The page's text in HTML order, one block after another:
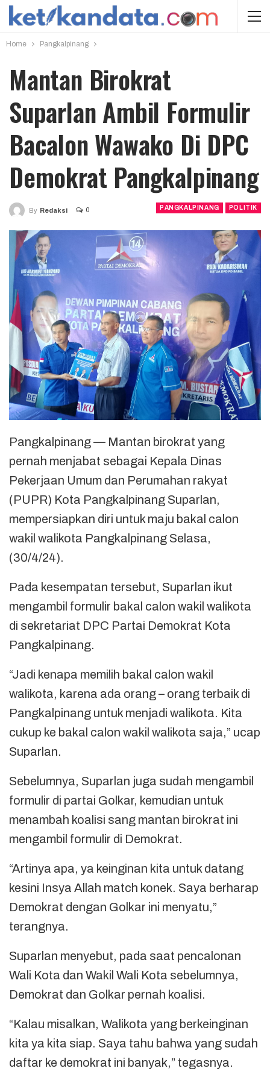
Home Pangkalpinang
Mantan Birokrat
Suparlan Ambil Formulir
Bacalon Wawako Di DPC
Demokrat Pangkalpinang
PANGKALPINANG POLITIK
By Redaksi 0
Pangkalpinang — Mantan birokrat yang
pernah menjabat sebagai Kepala Dinas
Pekerjaan Umum dan Perumahan rakyat
(PUPR) Kota Pangkalpinang Suparlan,
mempersiapkan diri untuk maju bakal calon
wakil walikota Pangkalpinang Selasa,
(30/4/24).
Pada kesempatan tersebut, Suparlan ikut
mengambil formulir bakal calon wakil walikota
di sekretariat DPC Partai Demokrat Kota
Pangkalpinang.
“Jadi kenapa memilih bakal calon wakil
walikota, karena ada orang – orang terbaik di
Pangkalpinang untuk menjadi walikota. Kita
cukup ke bakal calon wakil walikota saja,” ucap
Suparlan.
Sebelumnya, Suparlan juga sudah mengambil
formulir di partai Golkar, kemudian untuk
menambah koalisi sang mantan birokrat ini
mengambil formulir di Demokrat.
“Artinya apa, ya keinginan kita untuk datang
kesini Insya Allah match konek. Saya berharap
Demokrat dengan Golkar ini menyatu,”
terangnya.
Suparlan menyebut, pada saat pencalonan
Wali Kota dan Wakil Wali Kota sebelumnya,
Demokrat dan Golkar pernah koalisi.
“Kalau misalkan, Walikota yang berkeinginan
kita ya kita siap. Saya tahu bahwa yang sudah
daftar ke demokrat ini banyak,” tegasnya.